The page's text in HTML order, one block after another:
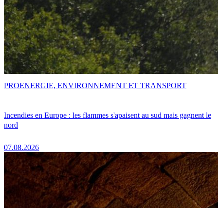
Incendies en Europe : les flammes s'apaisent au sud mais gagnent le
nord
07.08.2026
PROENERGIE, ENVIRONNEMENT ET TRANSPORT